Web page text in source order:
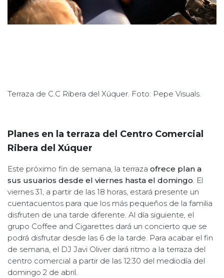
Terraza de C.C Ribera del Xúquer. Foto: Pepe Visuals.
Planes en la terraza del Centro Comercial
Ribera del Xúquer
Este próximo fin de semana, la terraza ofrece plan a
sus usuarios desde el viernes hasta el domingo. El
viernes 31, a partir de las 18 horas, estará presente un
cuentacuentos para que los más pequeños de la familia
disfruten de una tarde diferente. Al día siguiente, el
grupo Coffee and Cigarettes dará un concierto que se
podrá disfrutar desde las 6 de la tarde. Para acabar el fin
de semana, el DJ Javi Oliver dará ritmo a la terraza del
centro comercial a partir de las 12:30 del mediodía del
domingo 2 de abril.